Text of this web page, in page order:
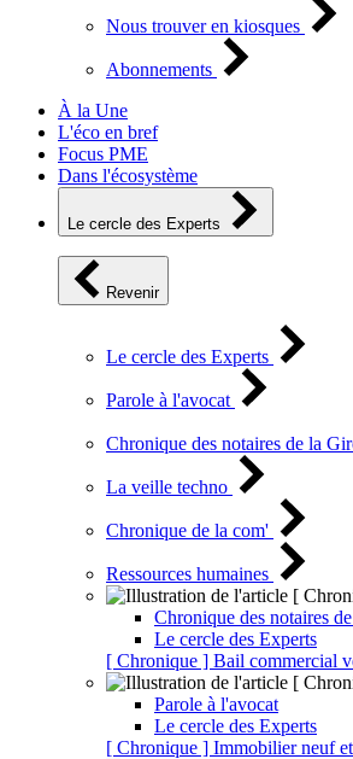
Nous trouver en kiosques
Abonnements
À la Une
L'éco en bref
Focus PME
Dans l'écosystème
Le cercle des Experts
Revenir
Le cercle des Experts
Parole à l'avocat
Chronique des notaires de la
La veille techno
Chronique de la com'
Ressources humaines
Chronique des notaires
Le cercle des Experts
[ Chronique ] Bail commercial
Parole à l'avocat
Le cercle des Experts
[ Chronique ] Immobilier neuf